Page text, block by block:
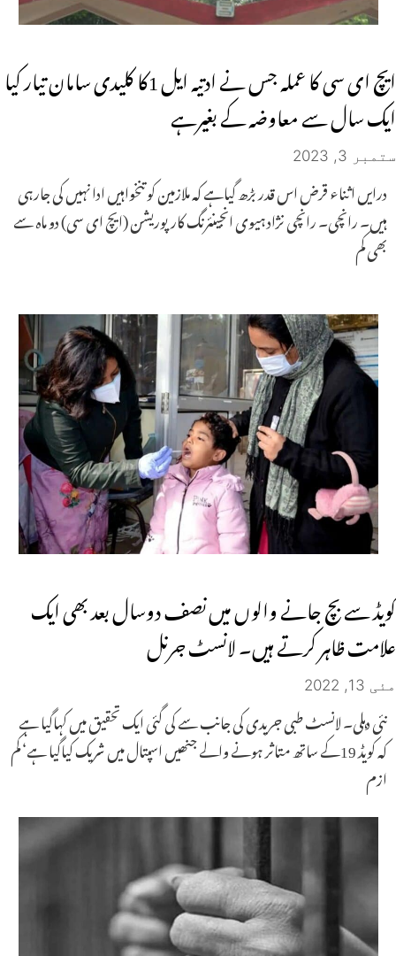
ایچ ای سی کا عملہ جس نے ادتیہ ایل 1کا کلیدی سامان تیار کیا
ایک سال سے معاوضہ کے بغیرہے
ستمبر 3, 2023
درایں اثناء قرض اس قدر بڑھ گیاہے کہ ملازمین کو تنخواہیں ادا نہیں کی جارہی
ہیں۔ رانچی۔ رانچی نژاد ہیوی انجینئرنگ کارپوریشن (ایچ ای سی) دو ماہ سے
بھی کم
کویڈ سے بچ جانے والوں میں نصف دوسال بعد بھی ایک
علامت ظاہر کرتے ہیں۔ لانسٹ جرنل
مئی 13, 2022
نئی دہلی۔ لانسٹ طبی جریدی کی جانب سے کی گئی ایک تحقیق میں کہاگیا ہے
کہ کویڈ 19کے ساتھ متاثر ہونے والے جنھیں اسپتال میں شریک کیاگیا ہے‘ کم
ازم